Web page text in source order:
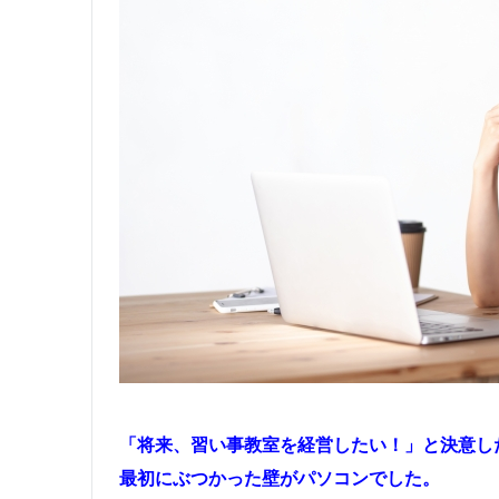
「将来、習い事教室を経営したい！」と決意
最初にぶつかった壁がパソコンでした。